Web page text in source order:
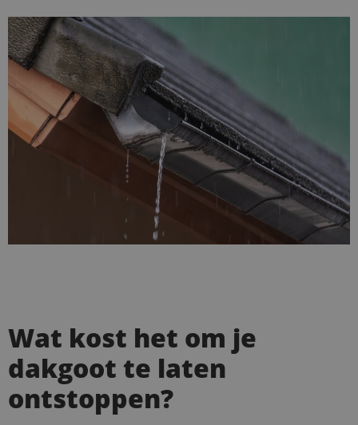
Wat kost het om je
dakgoot te laten
ontstoppen?